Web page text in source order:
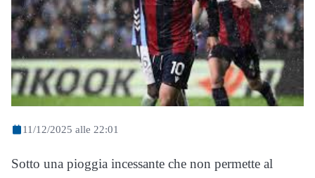
11/12/2025 alle 22:01
Sotto una pioggia incessante che non permette al